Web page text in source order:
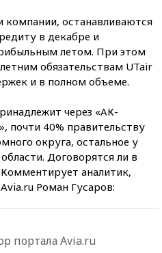
компании, останавливаются
в декабре и
летом. При этом
обязательствам UTair
и в полном объеме.
через «АК-
почти 40% правительству
округа, остальное у
Договорятся ли в
аналитик,
Роман Гусаров:
портала Avia.ru